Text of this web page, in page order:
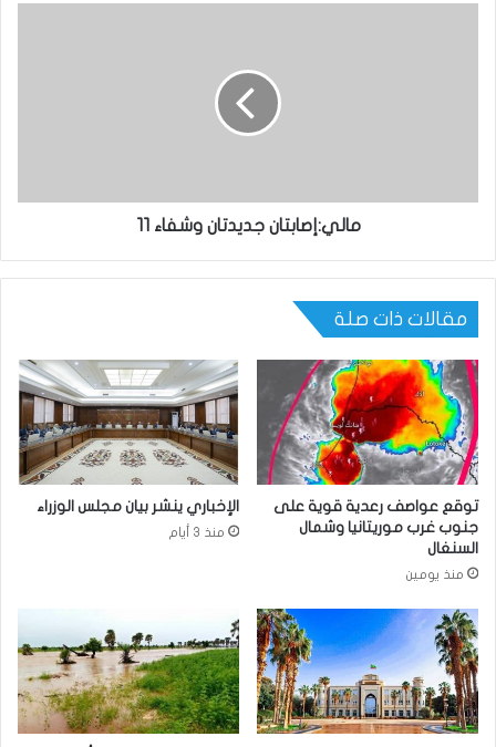
مالي:إصابتان جديدتان وشفاء 11
مقالات ذات صلة
توقع عواصف رعدية قوية على
جنوب غرب موريتانيا وشمال
السنغال
منذ يومين
الإخباري ينشر بيان مجلس الوزراء
منذ 3 أيام